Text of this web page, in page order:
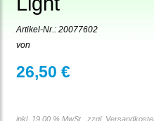
Artikel-Nr.: 20077602
von
26,50 €
inkl. 19,00 % MwSt., zzgl.